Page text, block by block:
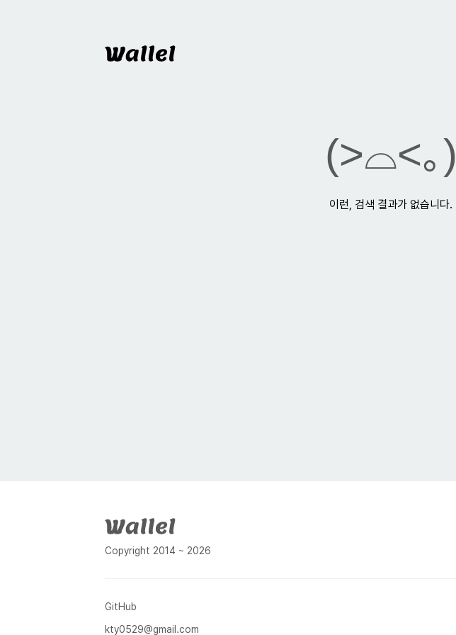
Wallel
(>⌓<｡)
이런, 검색 결과가 없습니다.
Copyright 2014 ~ 2026
GitHub
kty0529@gmail.com